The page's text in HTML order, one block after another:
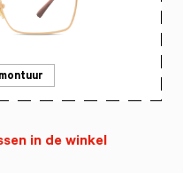
in de winkel